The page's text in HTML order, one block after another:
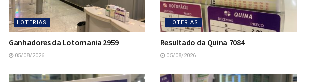
LOTERIAS
Ganhadores da Lotomania 2959
05/08/2026
LOTERIAS
Resultado da Quina 7084
05/08/2026